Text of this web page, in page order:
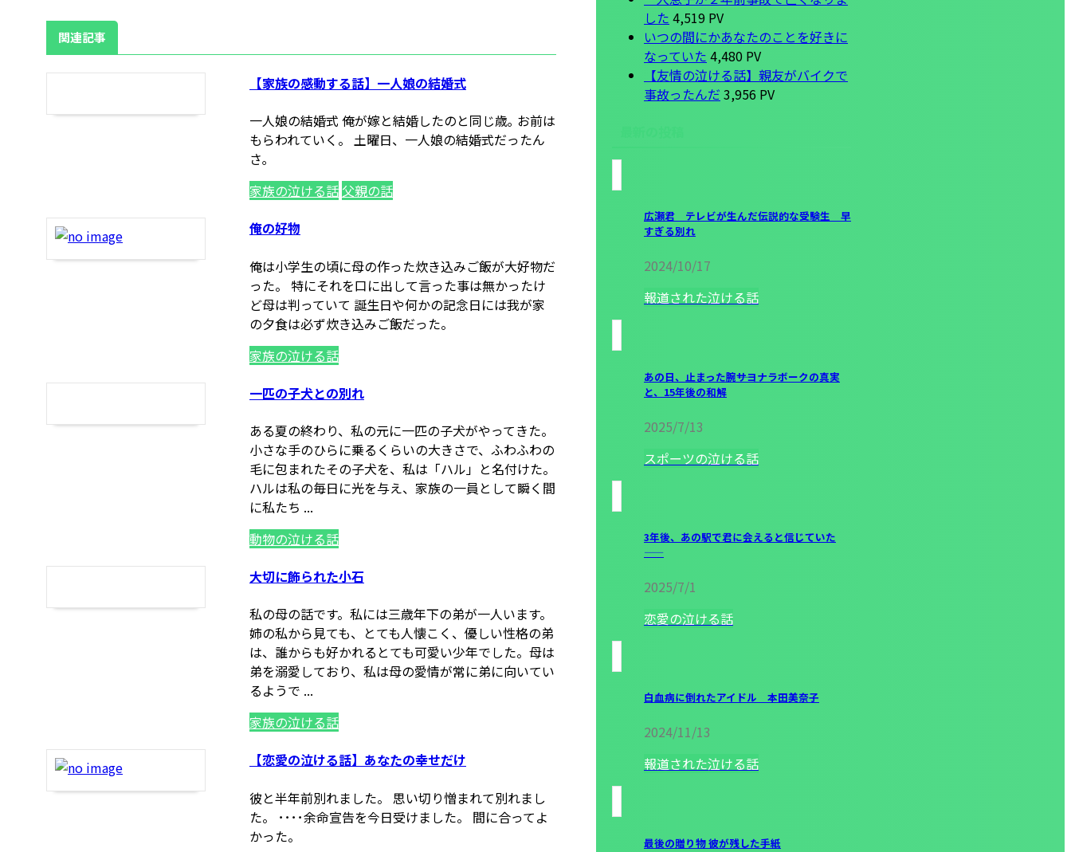
関連記事
【家族の感動する話】一人娘の結婚式
一人娘の結婚式 俺が嫁と結婚したのと同じ歳｡ お前は
もらわれていく。 土曜日、一人娘の結婚式だったん
さ｡
家族の泣ける話 父親の話
俺の好物
俺は小学生の頃に母の作った炊き込みご飯が大好物だ
った。 特にそれを口に出して言った事は無かったけ
ど母は判っていて 誕生日や何かの記念日には我が家
の夕食は必ず炊き込みご飯だった。
家族の泣ける話
一匹の子犬との別れ
ある夏の終わり、私の元に一匹の子犬がやってきた。
小さな手のひらに乗るくらいの大きさで、ふわふわの
毛に包まれたその子犬を、私は「ハル」と名付けた。
ハルは私の毎日に光を与え、家族の一員として瞬く間
に私たち ...
動物の泣ける話
大切に飾られた小石
私の母の話です。私には三歳年下の弟が一人います。
姉の私から見ても、とても人懐こく、優しい性格の弟
は、誰からも好かれるとても可愛い少年でした。母は
弟を溺愛しており、私は母の愛情が常に弟に向いてい
るようで ...
家族の泣ける話
【恋愛の泣ける話】あなたの幸せだけ
彼と半年前別れました。 思い切り憎まれて別れまし
た。 ････余命宣告を今日受けました。 間に合ってよ
かった。
した 4,519 PV
いつの間にかあなたのことを好きに
なっていた 4,480 PV
【友情の泣ける話】親友がバイクで
事故ったんだ 3,956 PV
広瀬君 テレビが生んだ伝説的な受験生 早
すぎる別れ
2024/10/17
報道された泣ける話
あの日、止まった腕――サヨナラボークの真実
と、15年後の和解
2025/7/13
スポーツの泣ける話
3年後、あの駅で君に会えると信じていた
——
2025/7/1
恋愛の泣ける話
白血病に倒れたアイドル 本田美奈子
2024/11/13
報道された泣ける話
最後の贈り物 彼が残した手紙